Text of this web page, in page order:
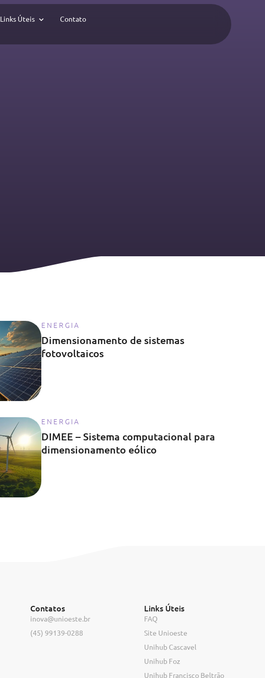
Links Úteis Contato
Dimensionamento de sistemas
fotovoltaicos
ENERGIA
DIMEE – Sistema computacional para
dimensionamento eólico
ENERGIA
Contatos
inova@unioeste.br
(45) 99139-0288
Links Úteis
FAQ
Site Unioeste
Unihub Cascavel
Unihub Foz
Unihub Francisco Beltrão